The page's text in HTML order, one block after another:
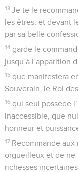
13 Je te le
les êtres, et devant
par sa belle
14 garde le
jusqu’à l’apparition
15 que manifestera
Souverain, le Roi
16 qui seul possède
inaccessible, que
honneur et
17 Recommande
orgueilleux et de ne
richesses